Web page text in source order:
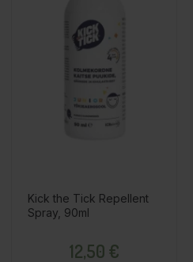
Kick the Tick Repellent
Spray, 90ml
12,50 €